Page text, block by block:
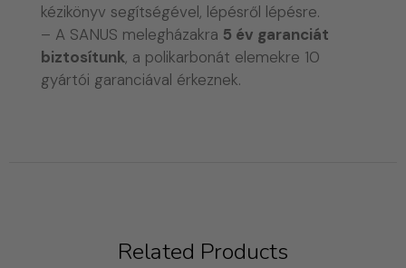
kézikönyv segítségével, lépésről lépésre.
– A SANUS melegházakra 5 év garanciát
biztosítunk, a polikarbonát elemekre 10
gyártói garanciával érkeznek.
Related Products